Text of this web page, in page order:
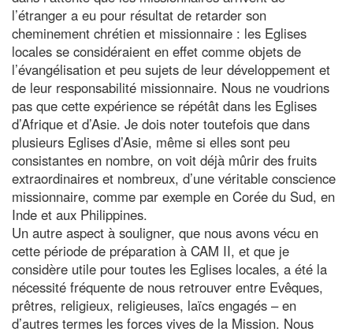
l’étranger a eu pour résultat de retarder son
cheminement chrétien et missionnaire : les Eglises
locales se considéraient en effet comme objets de
l’évangélisation et peu sujets de leur développement et
de leur responsabilité missionnaire. Nous ne voudrions
pas que cette expérience se répétât dans les Eglises
d’Afrique et d’Asie. Je dois noter toutefois que dans
plusieurs Eglises d’Asie, même si elles sont peu
consistantes en nombre, on voit déjà mûrir des fruits
extraordinaires et nombreux, d’une véritable conscience
missionnaire, comme par exemple en Corée du Sud, en
Inde et aux Philippines.
Un autre aspect à souligner, que nous avons vécu en
cette période de préparation à CAM II, et que je
considère utile pour toutes les Eglises locales, a été la
nécessité fréquente de nous retrouver entre Evêques,
prêtres, religieux, religieuses, laïcs engagés – en
d’autres termes les forces vives de la Mission. Nous